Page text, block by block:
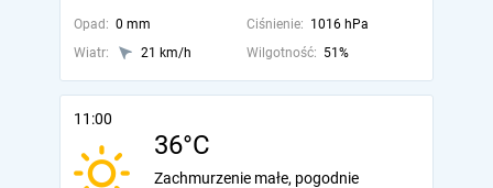
Opad: 0 mm Ciśnienie: 1016 hPa
Wiatr:
21 km/h Wilgotność: 51%
11:00
36°C
Zachmurzenie małe, pogodnie